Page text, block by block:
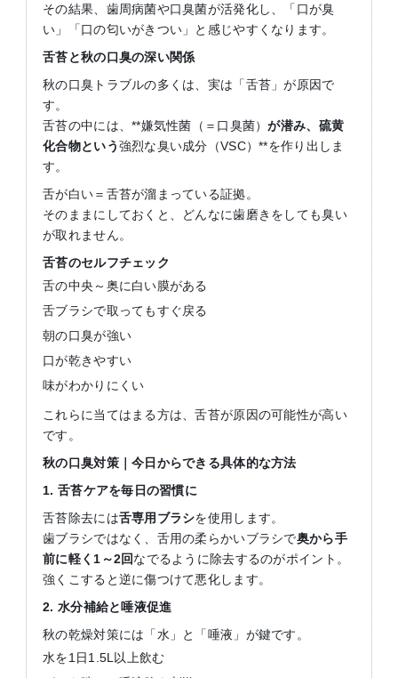
その結果、歯周病菌や口臭菌が活発化し、「口が臭
い」「口の匂いがきつい」と感じやすくなります。
舌苔と秋の口臭の深い関係
秋の口臭トラブルの多くは、実は「舌苔」が原因で
す。
舌苔の中には、**嫌気性菌（＝口臭菌）が潜み、硫黄
化合物という強烈な臭い成分（VSC）**を作り出しま
す。
舌が白い＝舌苔が溜まっている証拠。
そのままにしておくと、どんなに歯磨きをしても臭い
が取れません。
舌苔のセルフチェック
舌の中央～奥に白い膜がある
舌ブラシで取ってもすぐ戻る
朝の口臭が強い
口が乾きやすい
味がわかりにくい
これらに当てはまる方は、舌苔が原因の可能性が高い
です。
秋の口臭対策｜今日からできる具体的な方法
1. 舌苔ケアを毎日の習慣に
舌苔除去には舌専用ブラシを使用します。
歯ブラシではなく、舌用の柔らかいブラシで奥から手
前に軽く 1 ～2回なでるように除去するのがポイント。
強くこすると逆に傷つけて悪化します。
2. 水分補給と唾液促進
秋の乾燥対策には「水」と「唾液」が鍵です。
水を1日1.5L以上飲む